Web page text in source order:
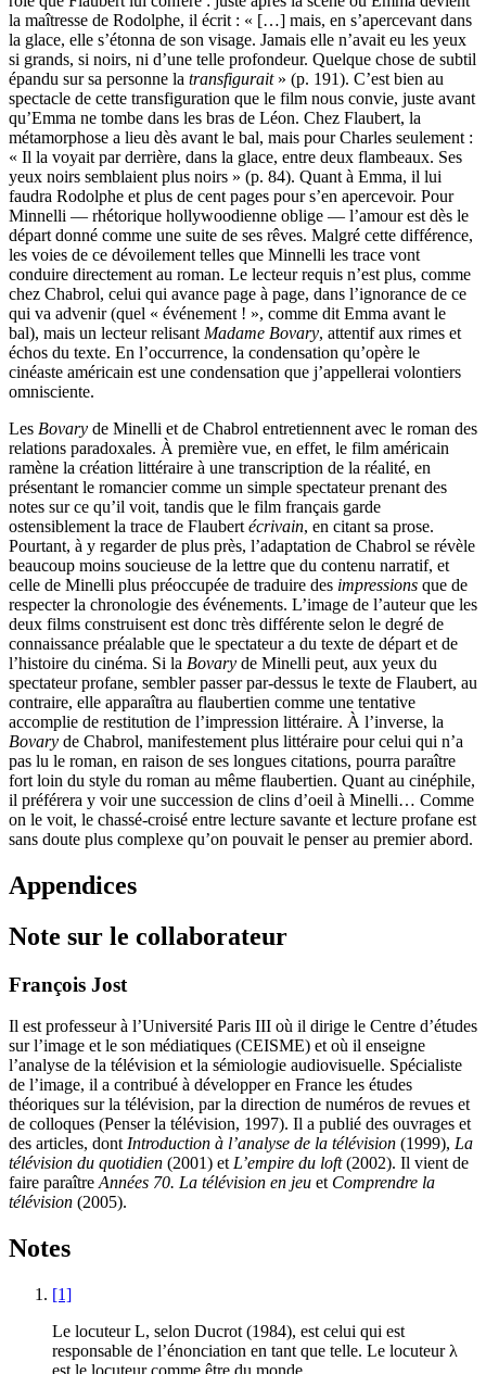
la maîtresse de Rodolphe, il écrit : « […] mais, en s’apercevant dans
la glace, elle s’étonna de son visage. Jamais elle n’avait eu les yeux
si grands, si noirs, ni d’une telle profondeur. Quelque chose de subtil
épandu sur sa personne la transfigurait» (p. 191). C’est bien au
spectacle de cette transfiguration que le film nous convie, juste avant
qu’Emma ne tombe dans les bras de Léon. Chez Flaubert, la
métamorphose a lieu dès avant le bal, mais pour Charles seulement :
« Il la voyait par derrière, dans la glace, entre deux flambeaux. Ses
yeux noirs semblaient plus noirs » (p. 84). Quant à Emma, il lui
faudra Rodolphe et plus de cent pages pour s’en apercevoir. Pour
Minnelli — rhétorique hollywoodienne oblige — l’amour est dès le
départ donné comme une suite de ses rêves. Malgré cette différence,
les voies de ce dévoilement telles que Minnelli les trace vont
conduire directement au roman. Le lecteur requis n’est plus, comme
chez Chabrol, celui qui avance page à page, dans l’ignorance de ce
qui va advenir (quel « événement ! », comme dit Emma avant le
bal), mais un lecteur relisant Madame Bovary, attentif aux rimes et
échos du texte. En l’occurrence, la condensation qu’opère le
cinéaste américain est une condensation que j’appellerai volontiers
omnisciente.
Les Bovary de Minelli et de Chabrol entretiennent avec le roman des
relations paradoxales. À première vue, en effet, le film américain
ramène la création littéraire à une transcription de la réalité, en
présentant le romancier comme un simple spectateur prenant des
notes sur ce qu’il voit, tandis que le film français garde
ostensiblement la trace de Flaubert écrivain, en citant sa prose.
Pourtant, à y regarder de plus près, l’adaptation de Chabrol se révèle
beaucoup moins soucieuse de la lettre que du contenu narratif, et
celle de Minelli plus préoccupée de traduire des impressions que de
respecter la chronologie des événements. L’image de l’auteur que les
deux films construisent est donc très différente selon le degré de
connaissance préalable que le spectateur a du texte de départ et de
l’histoire du cinéma. Si la Bovary de Minelli peut, aux yeux du
spectateur profane, sembler passer par-dessus le texte de Flaubert, au
contraire, elle apparaîtra au flaubertien comme une tentative
accomplie de restitution de l’impression littéraire. À l’inverse, la
Bovary de Chabrol, manifestement plus littéraire pour celui qui n’a
pas lu le roman, en raison de ses longues citations, pourra paraître
fort loin du style du roman au même flaubertien. Quant au cinéphile,
il préférera y voir une succession de clins d’oeil à Minelli… Comme
on le voit, le chassé-croisé entre lecture savante et lecture profane est
sans doute plus complexe qu’on pouvait le penser au premier abord.
Appendices
Note sur le collaborateur
François Jost
Il est professeur à l’Université Paris III où il dirige le Centre d’études
sur l’image et le son médiatiques (CEISME) et où il enseigne
l’analyse de la télévision et la sémiologie audiovisuelle. Spécialiste
de l’image, il a contribué à développer en France les études
théoriques sur la télévision, par la direction de numéros de revues et
de colloques (Penser la télévision, 1997). Il a publié des ouvrages et
des articles, dont Introduction à l’analyse de la télévision (1999), La
télévision du quotidien (2001) et L’empire du loft(2002). Il vient de
faire paraître Années 70. La télévision en jeu et Comprendre la
télévision (2005).
Notes
[1]
Le locuteur L, selon Ducrot (1984), est celui qui est
responsable de l’énonciation en tant que telle. Le locuteur λ